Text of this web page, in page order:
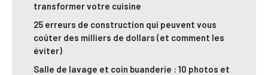
transformer votre cuisine
25 erreurs de construction qui peuvent vous
coûter des milliers de dollars (et comment les
éviter)
Salle de lavage et coin buanderie : 10 photos et